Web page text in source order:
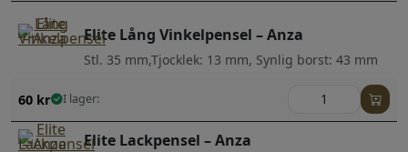
Elite Lång Vinkelpensel – Anza
Stl. 35 mm,Tjocklek: 13 mm, Synlig borst: 43 mm
60 kr I lager:
Elite Lackpensel – Anza